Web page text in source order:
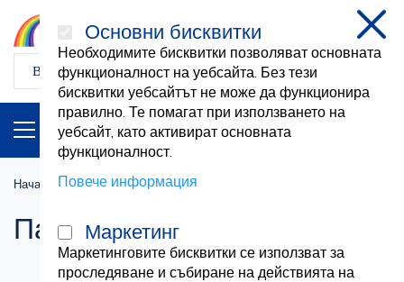
ПРОДУКТИ
Начална страница Пакети
Пакети
Основни бисквитки
Необходимите бисквитки позволяват основната
функционалност на уебсайта. Без тези
бисквитки уебсайтът не може да функционира
правилно. Те помагат при използването на
уебсайт, като активират основната
функционалност.
Повече информация
Маркетинг
Маркетинговите бисквитки се използват за
проследяване и събиране на действията на